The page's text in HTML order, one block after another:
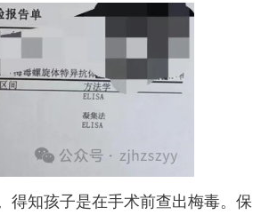
得知孩子是在手术前查出梅毒。保